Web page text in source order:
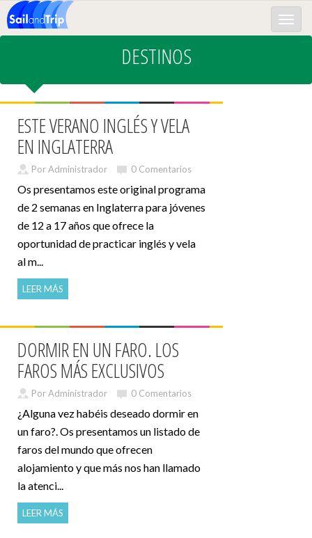
Toggle
DESTINOS
ESTE VERANO INGLÉS Y VELA
EN INGLATERRA
Por Administrador 0 Comentarios
Os presentamos este original programa
de 2 semanas en Inglaterra para jóvenes
de 12 a 17 años que ofrece la
oportunidad de practicar inglés y vela
al m...
LEER MÁS
DORMIR EN UN FARO. LOS
FAROS MÁS EXCLUSIVOS
Por Administrador 0 Comentarios
¿Alguna vez habéis deseado dormir en
un faro?. Os presentamos un listado de
faros del mundo que ofrecen
alojamiento y que más nos han llamado
la atenci...
LEER MÁS